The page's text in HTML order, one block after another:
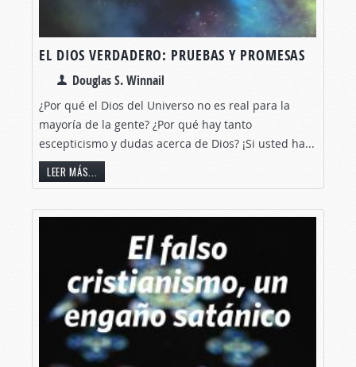
EL DIOS VERDADERO: PRUEBAS Y PROMESAS
Douglas S. Winnail
¿Por qué el Dios del Universo no es real para la
mayoría de la gente? ¿Por qué hay tanto
escepticismo y dudas acerca de Dios? ¡Si usted ha...
LEER MÁS...